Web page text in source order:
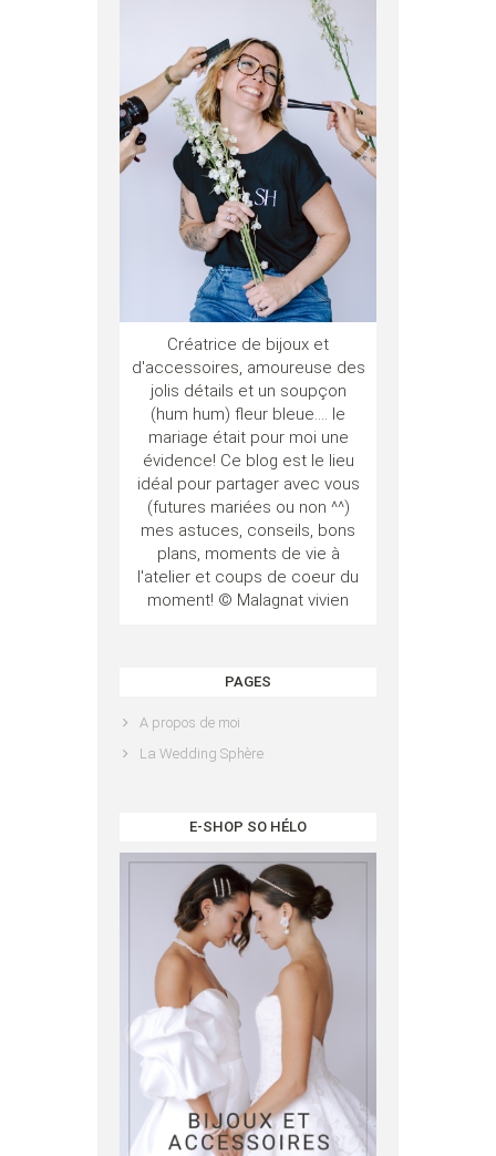
Créatrice de bijoux et
d'accessoires, amoureuse des
jolis détails et un soupçon
(hum hum) fleur bleue.... le
mariage était pour moi une
évidence! Ce blog est le lieu
idéal pour partager avec vous
(futures mariées ou non ^^)
mes astuces, conseils, bons
plans, moments de vie à
l'atelier et coups de coeur du
moment! © Malagnat vivien
PAGES
A propos de moi
La Wedding Sphère
E-SHOP SO HÉLO